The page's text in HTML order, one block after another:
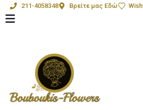
211-4058348 Βρείτε μας Εδώ